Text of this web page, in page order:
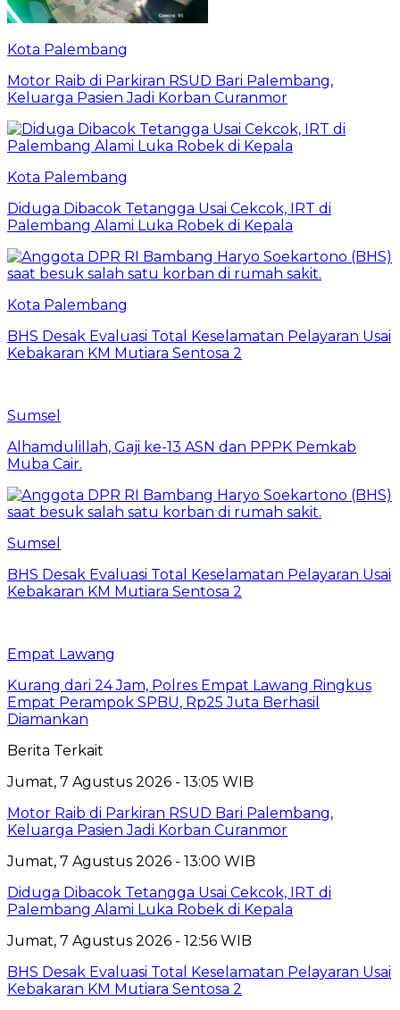
Kota Palembang
Motor Raib di Parkiran RSUD Bari Palembang,
Keluarga Pasien Jadi Korban Curanmor
Kota Palembang
Diduga Dibacok Tetangga Usai Cekcok, IRT di
Palembang Alami Luka Robek di Kepala
Kota Palembang
BHS Desak Evaluasi Total Keselamatan Pelayaran Usai
Kebakaran KM Mutiara Sentosa 2
Sumsel
Alhamdulillah, Gaji ke-13 ASN dan PPPK Pemkab
Muba Cair.
Sumsel
BHS Desak Evaluasi Total Keselamatan Pelayaran Usai
Kebakaran KM Mutiara Sentosa 2
Empat Lawang
Kurang dari 24 Jam, Polres Empat Lawang Ringkus
Empat Perampok SPBU, Rp25 Juta Berhasil
Diamankan
Berita Terkait
Jumat, 7 Agustus 2026 - 13:05 WIB
Motor Raib di Parkiran RSUD Bari Palembang,
Keluarga Pasien Jadi Korban Curanmor
Jumat, 7 Agustus 2026 - 13:00 WIB
Diduga Dibacok Tetangga Usai Cekcok, IRT di
Palembang Alami Luka Robek di Kepala
Jumat, 7 Agustus 2026 - 12:56 WIB
BHS Desak Evaluasi Total Keselamatan Pelayaran Usai
Kebakaran KM Mutiara Sentosa 2